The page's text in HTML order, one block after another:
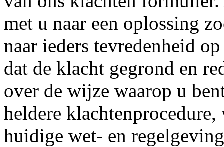
met u naar een oplossing
naar ieders tevredenheid
dat de klacht gegrond en
over de wijze waarop u
heldere
huidige wet- en